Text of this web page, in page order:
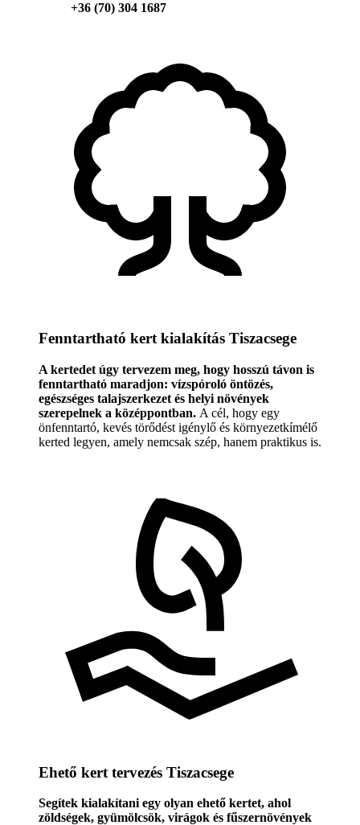
+36 (70) 304 1687
Fenntartható kert kialakítás Tiszacsege
A kertedet úgy tervezem meg, hogy hosszú távon is
fenntartható maradjon: vízspóroló öntözés,
egészséges talajszerkezet és helyi növények
szerepelnek a középpontban. A cél, hogy egy
önfenntartó, kevés törődést igénylő és környezetkímélő
kerted legyen, amely nemcsak szép, hanem praktikus is.
Ehető kert tervezés Tiszacsege
Segítek kialakítani egy olyan ehető kertet, ahol
zöldségek, gyümölcsök, virágok és fűszernövények